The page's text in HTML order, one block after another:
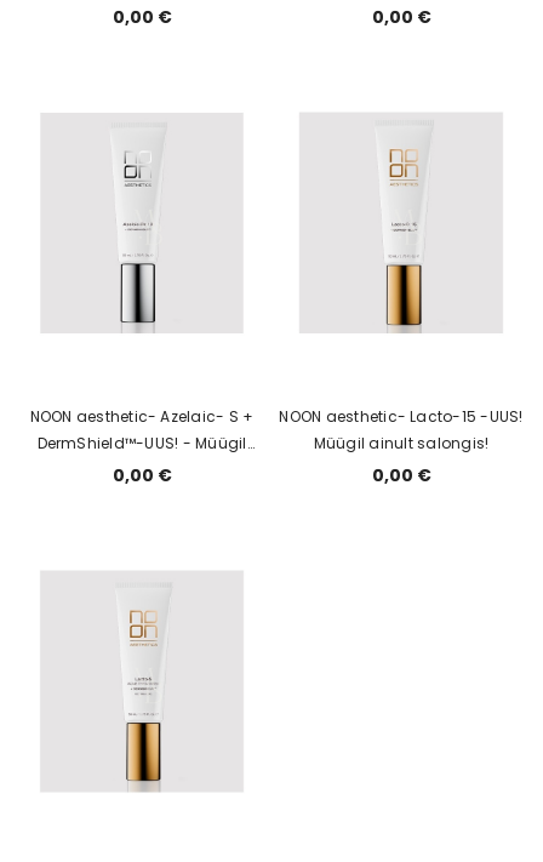
0,00 €
AINULT SALONGIS
0,00 €
NOON aesthetic- Azelaic- S +
DermShield™-UUS! - Müügil
ainult salongis!
0,00 €
NOON aesthetic- Lacto-15 -UUS!
Müügil ainult salongis!
0,00 €